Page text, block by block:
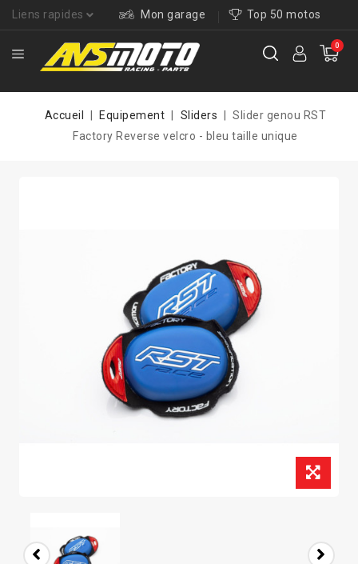
Liens rapides Mon garage Top 50 motos
0
Accueil Equipement Sliders
Slider genou RST
Factory Reverse velcro - bleu taille unique